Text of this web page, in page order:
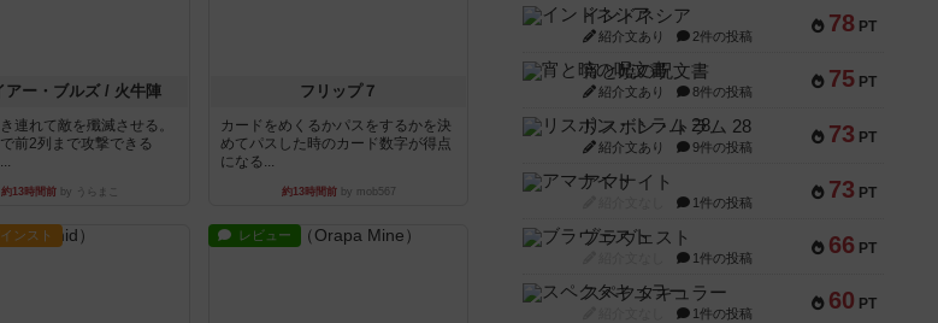
アー・ブルズ / 火牛陣
連れて敵を殲滅させる。
前2列まで攻撃できる
約13時間前 by うらまこ
フリップ７
カードをめくるかパスをするかを決
めてパスした時のカード数字が得点
になる...
約13時間前by mob567
ンスト レビュー
78 PT
インドネシア
紹介文あり 2件の投稿
75 PT
宵と暁の呪文書
紹介文あり 8件の投稿
73 PT
リスボン・トラム 28
紹介文あり 9件の投稿
73 PT
アマナイト
1件の投稿
66 PT
ブラヴェスト
1件の投稿
60 PT
スペクタキュラー
1件の投稿